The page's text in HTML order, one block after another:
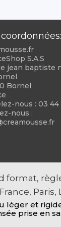
S.A.S
jean baptiste
Bornel
nous : 03 44
nous :
format,
Paris,
et
prise en